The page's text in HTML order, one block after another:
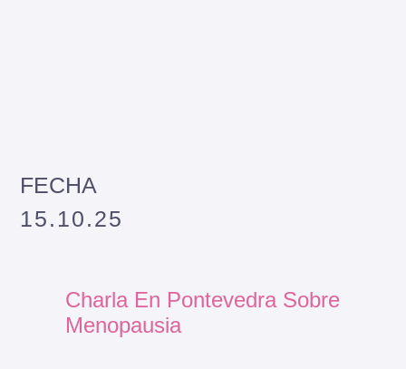
FECHA
15.10.25
Charla En Pontevedra Sobre
Menopausia